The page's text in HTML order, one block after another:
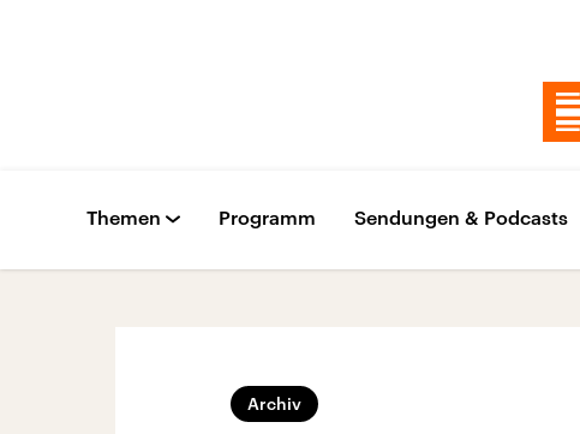
Themen Programm Sendungen & Podcasts
Archiv